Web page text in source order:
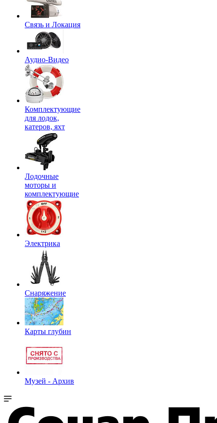
Связь и Локация
Аудио-Видео
Комплектующие
для лодок,
катеров, яхт
Лодочные
моторы и
комплектующие
Электрика
Снаряжение
Карты глубин
Музей - Архив